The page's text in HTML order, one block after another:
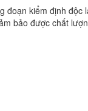
đoạn kiểm định độc
bảo được chất